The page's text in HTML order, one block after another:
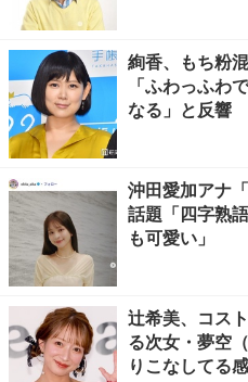
絢香、もち粉
「ふわっふわ
なる」と反響
沖田愛加アナ
話題「四字熟
も可愛い」
辻希美、コス
る次女・夢空
りこなしてる